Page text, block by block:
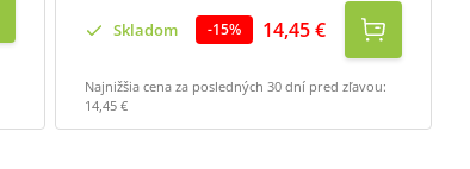
Skladom -15% 14,45 €
Najnižšia cena za posledných 30 dní pred zľavou:
14,45 €